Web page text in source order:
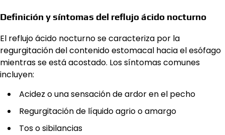
Definición y síntomas del reflujo ácido nocturno
El reflujo ácido nocturno se caracteriza por la
regurgitación del contenido estomacal hacia el esófago
mientras se está acostado. Los síntomas comunes
incluyen:
Acidez o una sensación de ardor en el pecho
Regurgitación de líquido agrio o amargo
Tos o sibilancias